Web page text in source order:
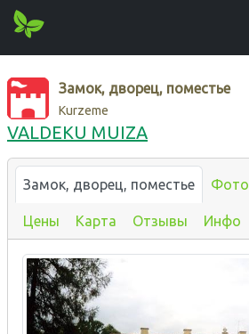
Замок, дворец, поместье
Kurzeme
VALDEKU MUIZA
Замок, дворец, поместье Фото
Цены Карта Отзывы Инфо